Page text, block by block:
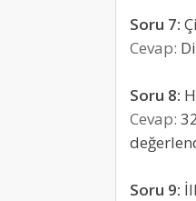
Soru 7:
Cevap:
Soru 8:
Cevap:
Soru 9: